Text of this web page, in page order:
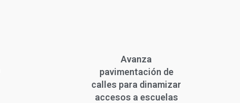
Avanza
pavimentación de
calles para dinamizar
accesos a escuelas